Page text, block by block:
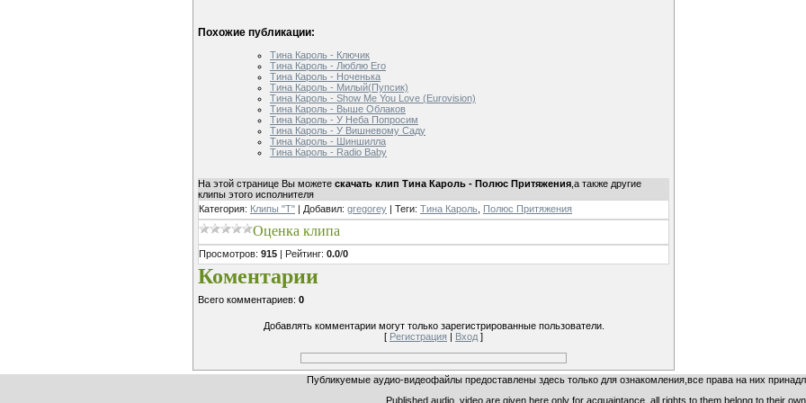
Похожие публикации:
Тина Кароль - Ключик
Тина Кароль - Люблю Его
Тина Кароль - Ноченька
Тина Кароль - Милый(Пупсик)
Тина Кароль - Show Me You Love (Eurovision)
Тина Кароль - Выше Облаков
Тина Кароль - У Неба Попросим
Тина Кароль - У Вишневому Саду
Тина Кароль - Шиншилла
Тина Кароль - Radio Baby
На этой странице Вы можете скачать клип Тина Кароль - Полюс Притяжения ,а также другие
клипы этого исполнителя
Категория: Клипы "Т" | Добавил: gregorey | Теги: Тина Кароль Полюс Притяжения
Оценка клипа
Просмотров: 915 | Рейтинг: 0.0/0
Коментарии
Всего комментариев: 0
Добавлять комментарии могут только зарегистрированные пользователи.
[ Регистрация | Вход ]
Публикуемые аудио-видеофайлы предоставлены здесь только для ознакомления,все права на них
Published audio, video are given here only for acquaintance, all rights to them belong to their